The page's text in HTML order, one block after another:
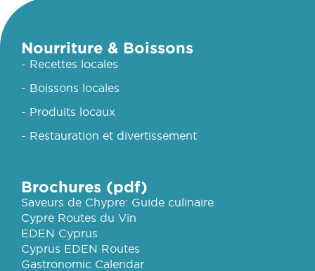
Nourriture & Boissons
- Recettes locales
- Boissons locales
- Produits locaux
- Restauration et divertissement
Brochures (pdf)
Saveurs de Chypre: Guide culinaire
Cypre Routes du Vin
EDEN Cyprus
Cyprus EDEN Routes
Gastronomic Calendar